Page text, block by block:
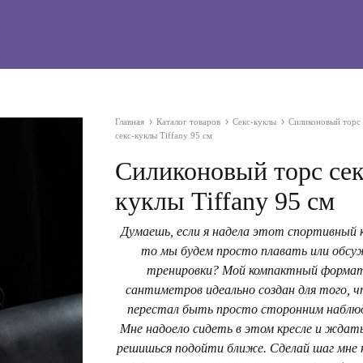
Главная Каталог товаров Секс-куклы
Силиконовый торс
секс-куклы Tiffany 95 см
Силиконовый торс
куклы Tiffany 95 см
Думаешь, если я надела этот спортивный
то мы будем просто плавать или
тренировки? Мой компактный
сантиметров идеально создан для того,
перестал быть просто сторонним
Мне надоело сидеть в этом кресле и
решишься подойти ближе. Сделай шаг мне